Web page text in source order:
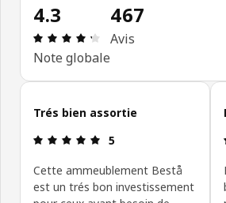
4.3
Avis: 4.3 sur 5 étoiles
Note globale
467
Avis
Ignorer les avis clients
Trés bien assortie
Avis: 5 sur 5 étoiles
5
Cette ammeublement Bestå
est un trés bon investissement